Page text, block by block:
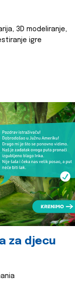
3D modeliranje,
igre
za djecu